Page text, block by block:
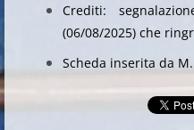
Crediti:
(06/08/2025) che
Scheda inserita da